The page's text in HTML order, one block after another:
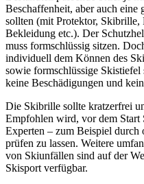
Beschaffenheit, aber auch eine
sollten (mit Protektor, Skibrille,
Bekleidung etc.). Der
muss formschlüssig sitzen.
individuell dem Können des
sowie formschlüssige
keine Beschädigungen und
Die Skibrille sollte kratzerfrei
Empfohlen wird, vor dem Start
Experten – zum Beispiel durch
prüfen zu lassen. Weitere
von Skiunfällen sind auf der
Skisport verfügbar.